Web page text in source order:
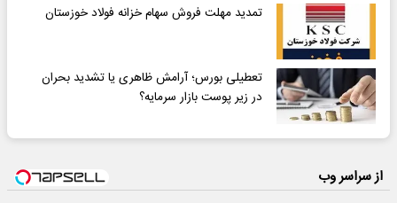
تمدید مهلت فروش سهام خزانه فولاد خوزستان
تعطیلی بورس؛ آرامش ظاهری یا تشدید بحران
در زیر پوست بازار سرمایه؟
از سراسر وب